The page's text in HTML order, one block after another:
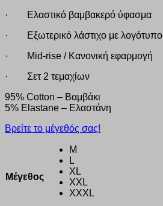
· Ελαστικό βαμβακερό ύφασμα
· Εξωτερικό λάστιχο με λογότυπο
· Mid-rise / Κανονική εφαρμογή
· Σετ 2 τεμαχίων
95% Cotton – Βαμβάκι
5% Elastane – Ελαστάνη
Βρείτε το μέγεθός σας!
Μέγεθος
M
L
XL
XXL
XXXL